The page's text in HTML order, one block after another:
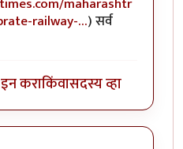
railway-…) सर्व
कराकिंवासदस्य व्हा